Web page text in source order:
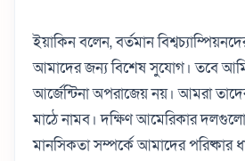
ইয়াকিন বলেন, বর্তমান
আমাদের জন্য বিশেষ সুযোগ। তবে আমি
আর্জেন্টিনা অপরাজেয় নয়। আমরা
মাঠে নামব। দক্ষিণ আমেরিকার
মানসিকতা সম্পর্কে আমাদের পরিষ্কার